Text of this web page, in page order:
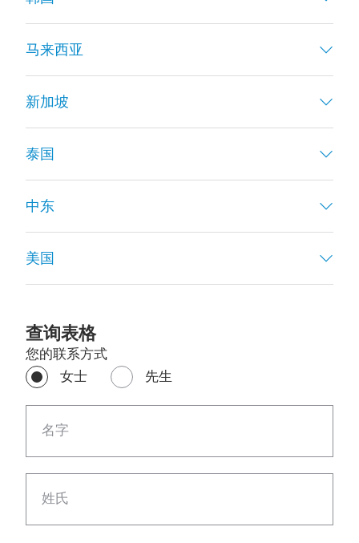
马来西亚
新加坡
泰国
中东
美国
查询表格
您的联系方式
女士
先生
名字
姓氏